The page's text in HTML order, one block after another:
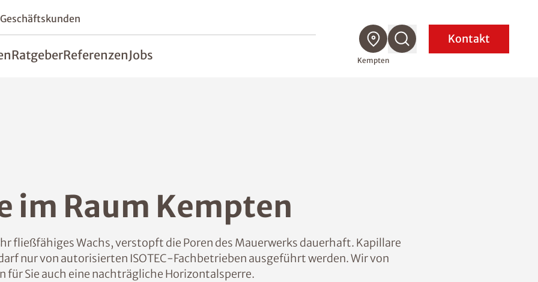
Geschäftskunden
RatgeberReferenzenJobs Kempten
Kontakt
im Raum Kempten
fließfähiges Wachs, verstopft die Poren des Mauerwerks dauerhaft. Kapillare
nur von autorisierten ISOTEC-Fachbetrieben ausgeführt werden. Wir von
für Sie auch eine nachträgliche Horizontalsperre.